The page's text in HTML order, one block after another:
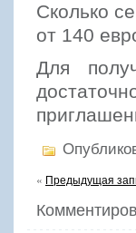
Сколько
от 140
Для
« Предыдущая